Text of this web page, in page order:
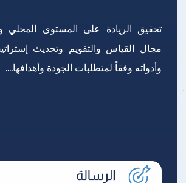
تحقيق الريادة على المستوى المحلي
مجال القياس والتقويم وتحديث
وأدواته وفقاً لمتطلبات الجودة وأهدافها....